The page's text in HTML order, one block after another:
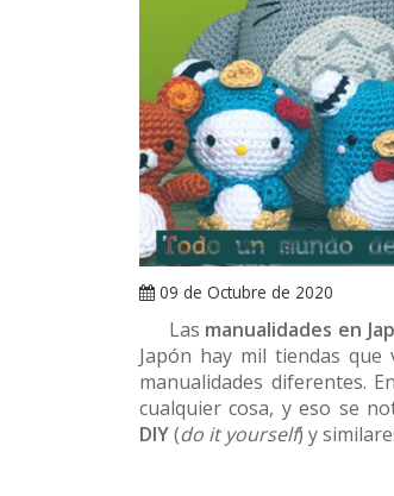
09 de Octubre de 2020
Las manualidades en
Japón hay mil tiendas
manualidades diferentes. En
cualquier cosa, y eso se
DIY(do it yourself) y